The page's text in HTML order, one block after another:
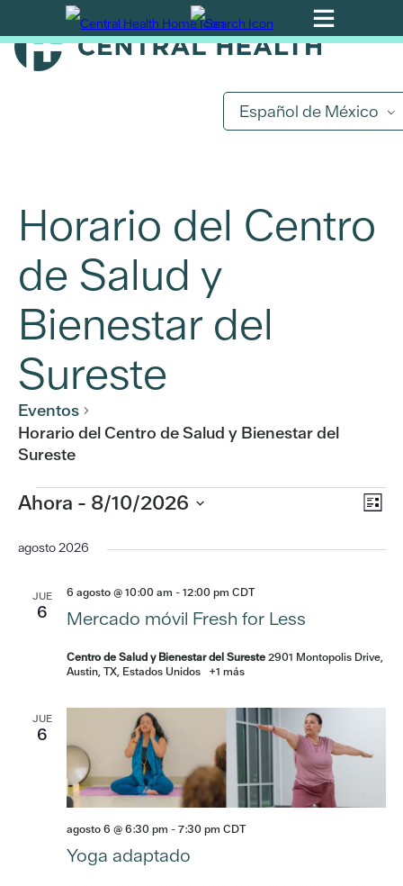
al
contenido
Español de México
Horario del Centro
de Salud y
Bienestar del
Sureste
Eventos
Horario del Centro de Salud y Bienestar del
Sureste
Eventos
de
Lista
Ahora - 8/10/2026
fecha.
agosto 2026
JUE
6 Mercado móvil Fresh for Less
6 agosto @ 10:00 am -12:00 pm CDT
Centro de Salud y Bienestar del Sureste2901 Montopolis Drive,
Austin, TX, Estados Unidos
+1 más
JUE
6
Yoga adaptado
agosto 6 @ 6:30 pm -7:30 pm CDT